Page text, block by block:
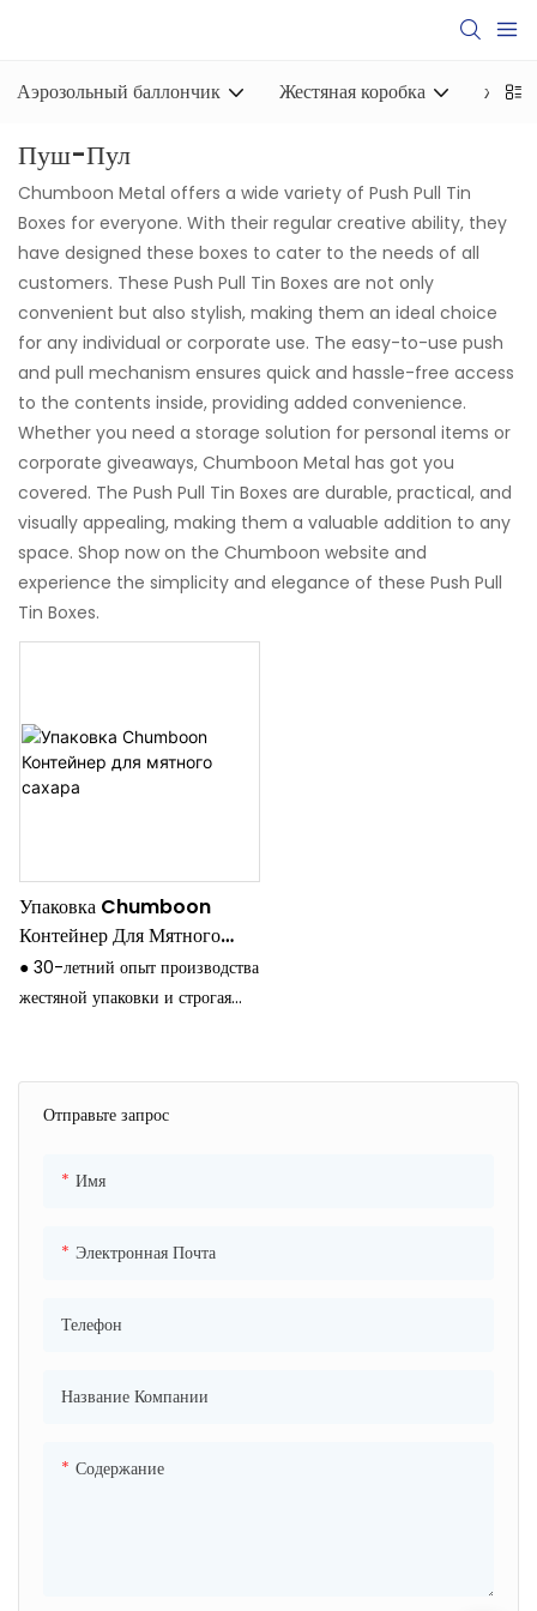
Аэрозольный баллончик Жестяная коробка жесть
Пуш-Пул
Chumboon Metal offers a wide variety of Push Pull Tin
Boxes for everyone. With their regular creative ability, they
have designed these boxes to cater to the needs of all
customers. These Push Pull Tin Boxes are not only
convenient but also stylish, making them an ideal choice
for any individual or corporate use. The easy-to-use push
and pull mechanism ensures quick and hassle-free access
to the contents inside, providing added convenience.
Whether you need a storage solution for personal items or
corporate giveaways, Chumboon Metal has got you
covered. The Push Pull Tin Boxes are durable, practical, and
visually appealing, making them a valuable addition to any
space. Shop now on the Chumboon website and
experience the simplicity and elegance of these Push Pull
Tin Boxes.
Отправьте запрос
Имя
Электронная Почта
Телефон
Название Компании
Содержание
Упаковка Chumboon
Контейнер Для Мятного
Сахара
● 30-летний опыт производства
жестяной упаковки и строгая
современное, например, цветная
печатная машина KBA 4/6 в
печатная машина Fuji в Японии.
США, Мексика, Бразилия,
ОАЭ, Южная Африка.
Sedex, DOT и так далее.